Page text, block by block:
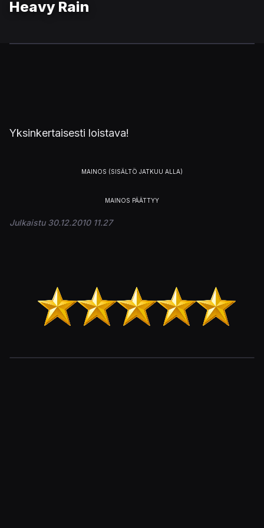
Heavy Rain
Yksinkertaisesti loistava!
Julkaistu 30.12.2010 11.27